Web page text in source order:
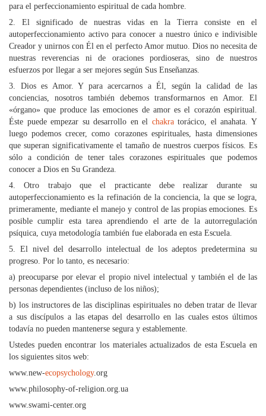
para el perfeccionamiento espiritual de cada hombre.
2. El significado de nuestras vidas en la Tierra consiste en el
autoperfeccionamiento activo para conocer a nuestro único e indivisible
Creador y unirnos con Él en el perfecto Amor mutuo. Dios no necesita de
nuestras reverencias ni de oraciones pordioseras, sino de nuestros
esfuerzos por llegar a ser mejores según Sus Enseñanzas.
3. Dios es Amor. Y para acercarnos a Él, según la calidad de las
conciencias, nosotros también debemos transformarnos en Amor. El
«órgano» que produce las emociones de amor es el corazón espiritual.
Éste puede empezar su desarrollo en el chakratorácico, el anahata. Y
luego podemos crecer, como corazones espirituales, hasta dimensiones
que superan significativamente el tamaño de nuestros cuerpos físicos. Es
sólo a condición de tener tales corazones espirituales que podemos
conocer a Dios en Su Grandeza.
4. Otro trabajo que el practicante debe realizar durante su
autoperfeccionamiento es la refinación de la conciencia, la que se logra,
primeramente, mediante el manejo y control de las propias emociones. Es
posible cumplir esta tarea aprendiendo el arte de la autorregulación
psíquica, cuya metodología también fue elaborada en esta Escuela.
5. El nivel del desarrollo intelectual de los adeptos predetermina su
progreso. Por lo tanto, es necesario:
a) preocuparse por elevar el propio nivel intelectual y también el de las
personas dependientes (incluso de los niños);
b) los instructores de las disciplinas espirituales no deben tratar de llevar
a sus discípulos a las etapas del desarrollo en las cuales estos últimos
todavía no pueden mantenerse segura y establemente.
Ustedes pueden encontrar los materiales actualizados de esta Escuela en
los siguientes sitos web:
www.new-ecopsychology.org
www.philosophy-of-religion.org.ua
www.swami-center.org